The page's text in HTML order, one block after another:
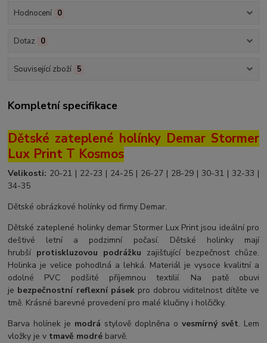
Hodnocení 0
Dotaz 0
Související zboží 5
Kompletní specifikace
Dětské zateplené holínky Demar Stormer
Lux Print T Kosmos
Velikosti: 20-21 | 22-23 | 24-25 | 26-27 | 28-29 | 30-31 | 32-33 |
34-35
Dětské obrázkové holínky od firmy Demar.
Dětské zateplené holinky demar Stormer Lux Print jsou ideální pro
deštivé letní a podzimní počasí. Dětské holinky mají
hrubší protiskluzovou podrážku zajišťující bezpečnost chůze.
Holinka je velice pohodlná a lehká. Materiál je vysoce kvalitní a
odolné PVC podšité příjemnou textilií. Na patě obuvi
je bezpečnostní reflexní pásekpro dobrou viditelnost dítěte ve
tmě. Krásné barevné provedení pro malé klučiny i holčičky.
Barva holínek je modrá stylově doplněna o vesmírný svět. Lem
vložky je v tmavě modré barvě.